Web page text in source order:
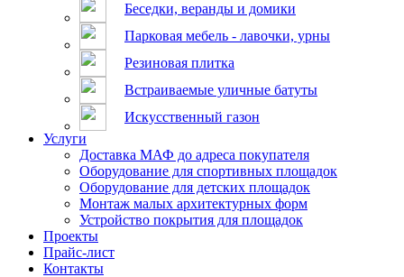
Беседки, веранды и домики
Парковая мебель - лавочки, урны
Резиновая плитка
Встраиваемые уличные батуты
Искусственный газон
Услуги
Доставка МАФ до адреса покупателя
Оборудование для спортивных площадок
Оборудование для детских площадок
Монтаж малых архитектурных форм
Устройство покрытия для площадок
Проекты
Прайс-лист
Контакты